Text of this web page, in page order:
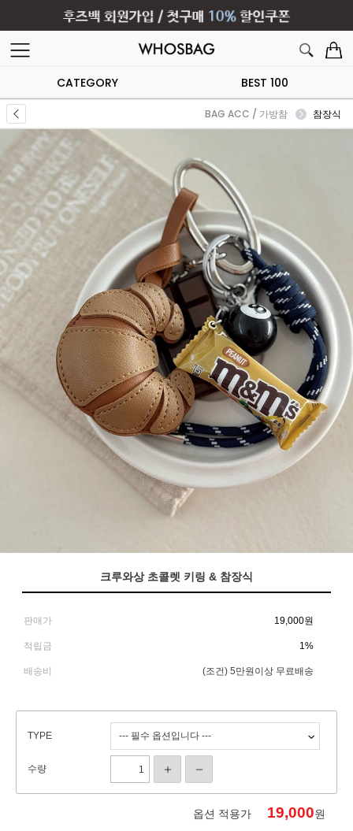
CATEGORY BEST 100
BAG ACC / 가방참 참장식
크루와상 초콜렛 키링 & 참장식
판매가 19,000원
적립금 1%
배송비 (조건) 5만원이상 무료배송
TYPE
수량
옵션 적용가 19,000원